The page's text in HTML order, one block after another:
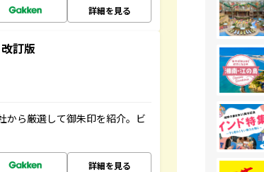
詳細を見る
訂版
から厳選して御朱印を紹介。ビ
詳細を見る